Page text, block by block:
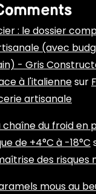
: le dossier
(avec
- Gris
à l'italiennesur
artisanale
du froid en
de +4°C à -18°C
des risques
mous au